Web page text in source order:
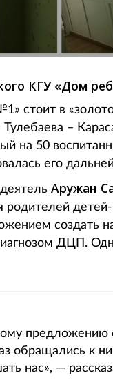
КГУ «Дом
стоит в
–
на 50
его
Аружан
создать
ДЦП.
обращались к
нас», —